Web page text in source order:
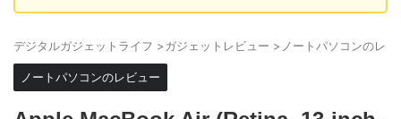
デジタルガジェットライフ >ガジェットレビュー > ノートパソコンのレビ
ノートパソコンのレビュー